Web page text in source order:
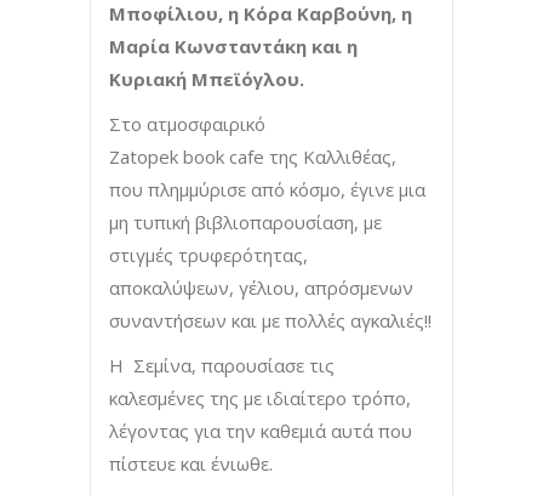
Μποφίλιου, η Κόρα Καρβούνη, η
Μαρία Κωνσταντάκη και η
Κυριακή Μπεϊόγλου.
Στο ατμοσφαιρικό
Ζatopek book cafe της Καλλιθέας,
που πλημμύρισε από κόσμο, έγινε μια
μη τυπική βιβλιοπαρουσίαση, με
στιγμές τρυφερότητας,
αποκαλύψεων, γέλιου, απρόσμενων
συναντήσεων και με πολλές αγκαλιές!!
Η Σεμίνα, παρουσίασε τις
καλεσμένες της με ιδιαίτερο τρόπο,
λέγοντας για την καθεμιά αυτά που
πίστευε και ένιωθε.